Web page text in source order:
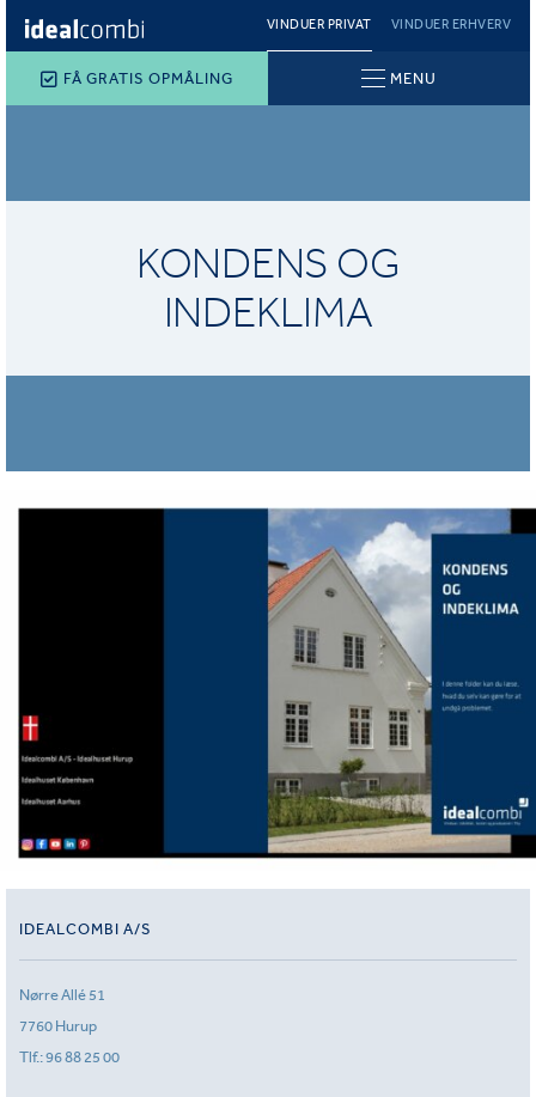
VINDUER PRIVAT VINDUER ERHVERV
FÅ GRATIS OPMÅLING MENU
KONDENS OG
INDEKLIMA
IDEALCOMBI A/S
Nørre Allé 51
7760 Hurup
Tlf.:96 88 25 00